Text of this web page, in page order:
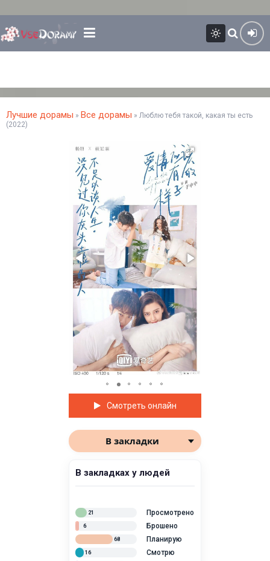
Лучшие дорамы » Все дорамы » Люблю тебя такой, какая ты есть
(2022)
Смотреть онлайн
В закладки
В закладках у людей
Просмотрено
21
Брошено
6
Планирую
68
Смотрю
16